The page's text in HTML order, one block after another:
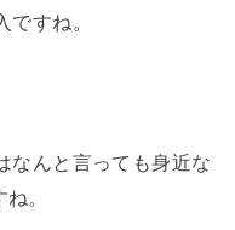
すね。
なんと言っても身近な
。